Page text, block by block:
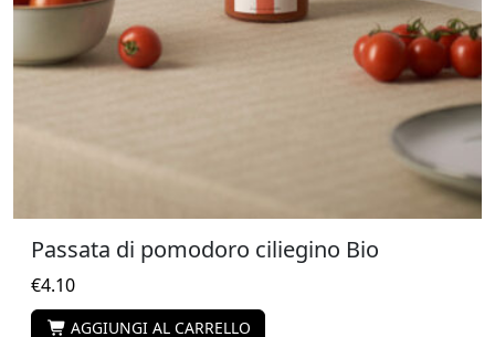
Passata di pomodoro ciliegino Bio
€4.10
AGGIUNGI AL CARRELLO